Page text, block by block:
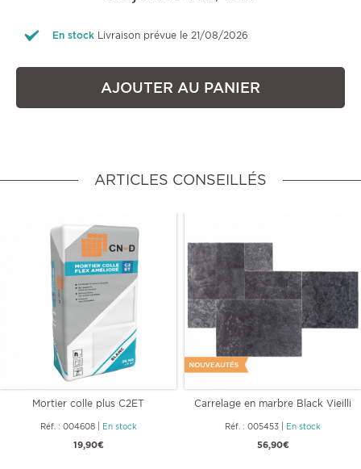
En stock Livraison prévue le 21/08/2026
AJOUTER AU PANIER
ARTICLES CONSEILLÉS
Mortier colle plus C2ET
Réf. : 004608| En stock
19,90€
Carrelage en marbre Black Vieilli
Réf. : 005453 En stock
56,90€